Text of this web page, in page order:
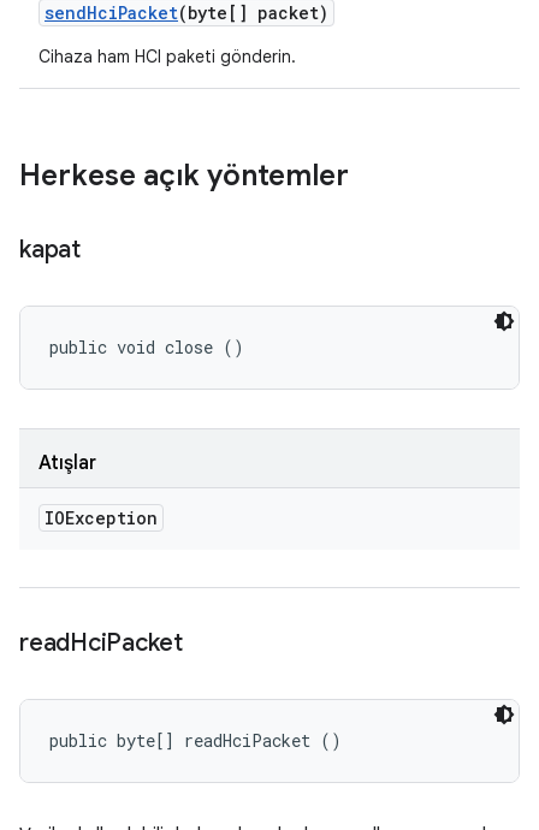
sendHciPacket(byte[] packet)
Cihaza ham HCI paketi gönderin.
Herkese açık yöntemler
kapat
public void close ()
Atışlar
IOException
readHciPacket
public byte[] readHciPacket ()